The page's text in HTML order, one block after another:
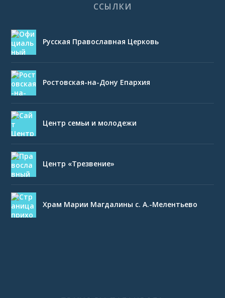
ССЫЛКИ
Русская Православная Церковь
Ростовская-на-Дону Епархия
Центр семьи и молодежи
Центр «Трезвение»
Храм Марии Магдалины с. А.-Мелентьево